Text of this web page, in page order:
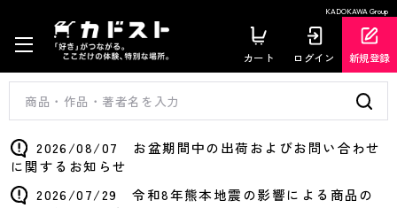
KADOKAWA Group
カート ログイン 新規登録
2026/08/07 お盆期間中の出荷およびお問い合わせ
に関するお知らせ
2026/07/29 令和8年熊本地震の影響による商品の